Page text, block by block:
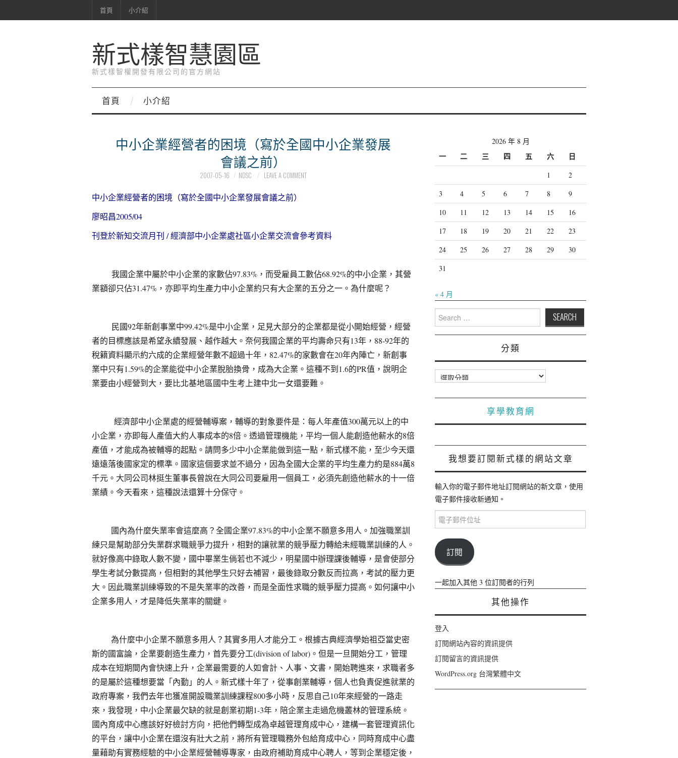
首頁 小介紹
新式樣智慧園區
新式樣智權開發有限公司的官方網站
首頁 小介紹
中小企業經營者的困境（寫於全國中小企業發展
會議之前）
2007-05-16 NDSC LEAVE A COMMENT
中小企業經營者的困境（寫於全國中小企業發展會議之前）
廖昭昌2005/04
刊登於新知交流月刊 / 經濟部中小企業處社區小企業交流會參考資料
我國企業中屬於中小企業的家數佔97.83% ，而受雇員工數佔68.92%的中小企業，其營
業額卻只佔31.47% ，亦即平均生產力中小企業約只有大企業的五分之一。為什麼呢？
民國92年新創事業中99.42%是中小企業，足見大部分的企業都是從小開始經營，經營
者的目標應該是希望永續發展、越作越大。奈何我國企業的平均壽命只有13年， 88-92年的
稅籍資料顯示約六成的企業經營年數不超過十年， 82.47%的家數會在20年內陣亡，新創事
業中只有1.59%的企業能從中小企業脫胎換骨，成為大企業。這種不到1.6的PR值，說明企
業要由小經營到大，要比北基地區國中生考上建中北一女還要難。
經濟部中小企業處的經營輔導案，輔導的對象要件是：每人年產值300萬元以上的中
小企業，亦即每人產值大約人事成本的8倍。透過管理機能，平均一個人能創造他薪水的8倍
產值，才能成為被輔導的起點。請問多少中小企業能做到這一點，新式樣不能，至少今天還
遠遠落後國家定的標準。國家這個要求並不過分，因為全國大企業的平均生產力約是884萬8
千元。大同公司林挺生董事長曾說在大同公司要雇用一個員工，必須先創造他薪水的十一倍
業績。今天看來，這種說法還算十分保守。
國內為什麼失業率會這麼高？全國企業97.83%的中小企業不願意多用人。加強職業訓
練只是幫助部分失業群求職競爭力提升，相對的讓就業的競爭壓力轉給未經職業訓練的人。
就好像高中錄取人數不變，國中畢業生倘若也不減少，明星國中辦理課後輔導，是會使部分
學生考試分數提高，但相對的其他學生只好去補習，最後錄取分數反而拉高，考試的壓力更
大。因此職業訓練導致的不是失業率的改善，而是全面性求職的競爭壓力提高。如何讓中小
企業多用人，才是降低失業率的關鍵。
為什麼中小企業不願意多用人？其實多用人才能分工。根據古典經濟學始祖亞當史密
斯的國富論，企業要創造生產力，首先要分工(division of labor) 。但是一旦開始分工，管理
成本在短期間內會快速上升，企業最需要的人如會計、人事、文書，開始聘進來，求職者多
的是屬於這種想要當「內勤」的人。新式樣十年了，從事創業輔導，個人也負責促進就業的
政府專案，我們去年也獲准開設職業訓練課程800多小時，反思自己10年來經營的一路走
來，我發現，中小企業最欠缺的就是創業初期1-3年，陪企業主走過危機叢林的管理系統。
國內育成中心應該好好檢討方向，把他們轉型成為卓越管理育成中心，建構一套管理資訊化
的平台，讓中小企業在還沒有壯大之前，將所有管理職務外包給育成中心，同時育成中心盡
量藉助有實務經驗的中小企業經營輔導專家，由政府補助育成中心聘人，等到企業穩定後，
2026 年 8 月
一 二 三 四 五 六 日
1
2
3
4 5 6 7 8
9
10
11 12 13 14 15
16
17
18 19 20 21 22
23
24
25 26 27 28 29
30
31
« 4 月
Search
for:
分類
分
類
享學教育網
我想要訂閱新式樣的網站文章
輸入你的電子郵件地址訂閱網站的新文章，使用
電子郵件接收新通知。
電
子
件
位
址
訂閱
一起加入其他 3 位訂閱者的行列
其他操作
登入
訂閱網站內容的資訊提供
訂閱留言的資訊提供
WordPress.org 台灣繁體中文